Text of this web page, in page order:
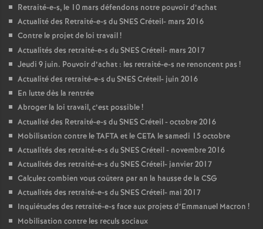
Retraité-e-s, le 10 mars défendons notre pouvoir d’achat
Actualité des Retraité-e-s duSNESCréteil- mars 2016
Contre le projet de loi travail!
Actualités des retraité-e-s duSNESCréteil- mars 2017
Jeudi 9 juin. Pouvoir d’achat : les retraité-e-s ne renoncent pas !
Actualité des retraité-e-s duSNESCréteil- juin 2016
En lutte dès la rentrée
Abroger la loi travail, c’est possible!
Actualité des Retraité-e-s duSNESCréteil - octobre 2016
Mobilisation contre leTAFTAet leCETA le samedi 15 octobre
Actualités des retraité-e-s duSNESCréteil - novembre 2016
Actualités des retraité-e-s duSNESCréteil- janvier 2017
Calculez combien vous coûtera par an la hausse de la CSG
Actualités des retraité-e-s duSNESCréteil- mai 2017
Inquiétudes des retraité-e-s face aux projets d’Emmanuel Macron !
Mobilisation contre les reculs sociaux